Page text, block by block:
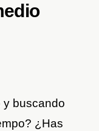
y buscando
¿Has